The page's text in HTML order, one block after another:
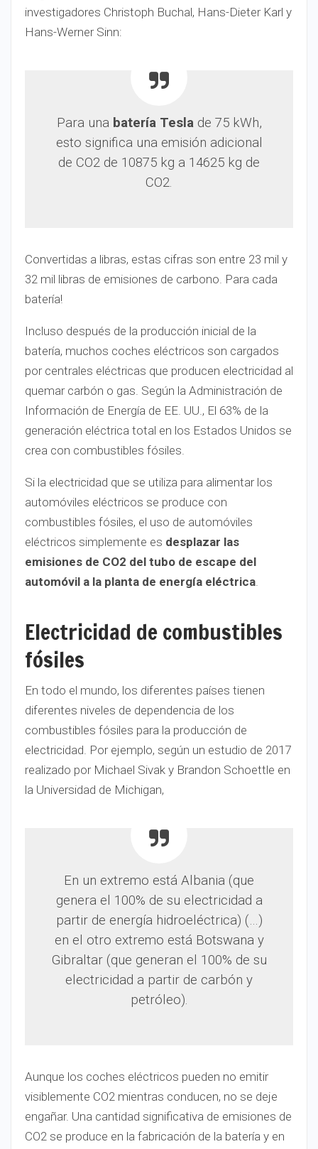
investigadores Christoph Buchal, Hans-Dieter Karl y
Hans-Werner Sinn:
Para una batería Teslade 75 kWh,
esto significa una emisión adicional
de CO2 de 10875 kg a 14625 kg de
CO2.
Convertidas a libras, estas cifras son entre 23 mil y
32 mil libras de emisiones de carbono. Para cada
batería!
Incluso después de la producción inicial de la
batería, muchos coches eléctricos son cargados
por centrales eléctricas que producen electricidad al
quemar carbón o gas. Según la Administración de
Información de Energía de EE. UU., El 63% de la
generación eléctrica total en los Estados Unidos se
crea con combustibles fósiles.
Si la electricidad que se utiliza para alimentar los
automóviles eléctricos se produce con
combustibles fósiles, el uso de automóviles
eléctricos simplemente es desplazar las
emisiones de CO2 del tubo de escape del
automóvil a la planta de energía eléctrica
Electricidad de combustibles
fósiles
En todo el mundo, los diferentes países tienen
diferentes niveles de dependencia de los
combustibles fósiles para la producción de
electricidad. Por ejemplo, según un estudio de 2017
realizado por Michael Sivak y Brandon Schoettle en
la Universidad de Michigan,
En un extremo está Albania (que
genera el 100% de su electricidad a
partir de energía hidroeléctrica) (…)
en el otro extremo está Botswana y
Gibraltar (que generan el 100% de su
electricidad a partir de carbón y
petróleo).
Aunque los coches eléctricos pueden no emitir
visiblemente CO2 mientras conducen, no se deje
engañar. Una cantidad significativa de emisiones de
CO2 se produce en la fabricación de la batería y en